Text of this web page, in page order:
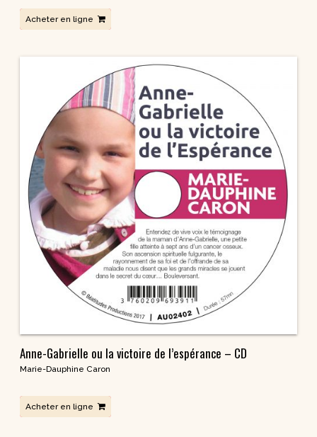
Acheter en ligne
Anne-Gabrielle ou la victoire de l’espérance – CD
Marie-Dauphine Caron
Acheter en ligne